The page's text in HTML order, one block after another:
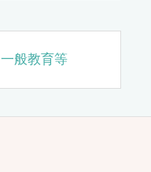
一般教育等